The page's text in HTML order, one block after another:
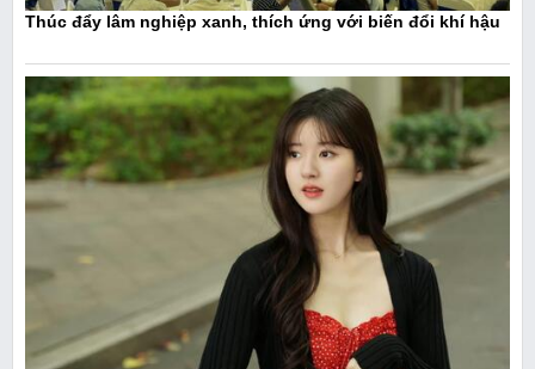
Thúc đẩy lâm nghiệp xanh, thích ứng với biến đổi khí hậu